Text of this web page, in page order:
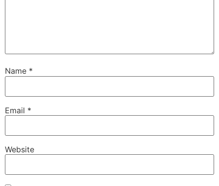
Name *
Email *
Website